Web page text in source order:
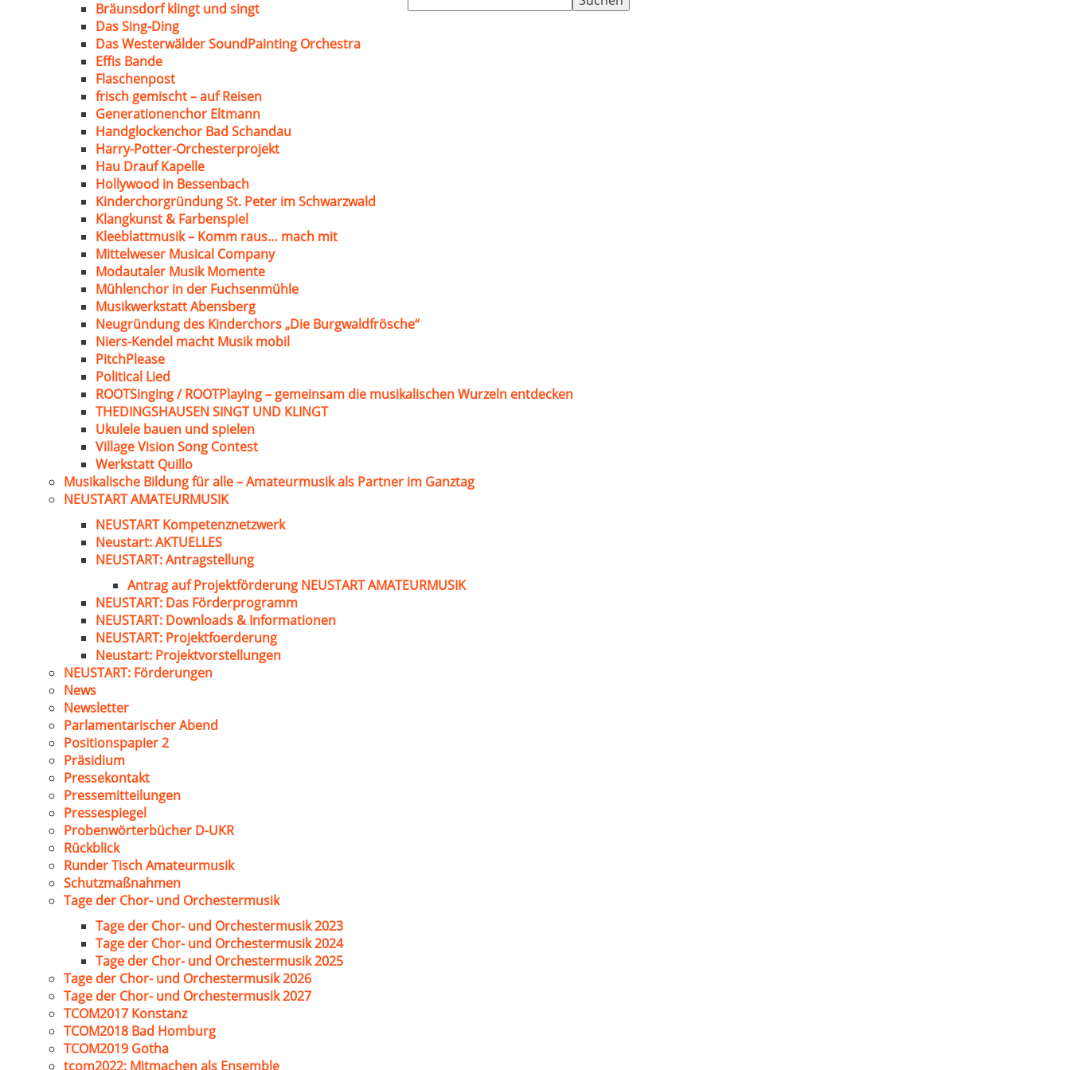
nach:
Bräunsdorf klingt und singt
Das Sing-Ding
Das Westerwälder SoundPainting Orchestra
Effis Bande
Flaschenpost
frisch gemischt – auf Reisen
Generationenchor Eltmann
Handglockenchor Bad Schandau
Harry-Potter-Orchesterprojekt
Hau Drauf Kapelle
Hollywood in Bessenbach
Kinderchorgründung St. Peter im Schwarzwald
Klangkunst & Farbenspiel
Kleeblattmusik – Komm raus… mach mit
Mittelweser Musical Company
Modautaler Musik Momente
Mühlenchor in der Fuchsenmühle
Musikwerkstatt Abensberg
Neugründung des Kinderchors „Die Burgwaldfrösche“
Niers-Kendel macht Musik mobil
PitchPlease
Political Lied
ROOTSinging / ROOTPlaying – gemeinsam die musikalischen Wurzeln entdecken
THEDINGSHAUSEN SINGT UND KLINGT
Ukulele bauen und spielen
Village Vision Song Contest
Werkstatt Quillo
Musikalische Bildung für alle – Amateurmusik als Partner im Ganztag
NEUSTART AMATEURMUSIK
NEUSTART Kompetenznetzwerk
Neustart: AKTUELLES
NEUSTART: Antragstellung
Antrag auf Projektförderung NEUSTART AMATEURMUSIK
NEUSTART: Das Förderprogramm
NEUSTART: Downloads & Informationen
NEUSTART: Projektfoerderung
Neustart: Projektvorstellungen
NEUSTART: Förderungen
News
Newsletter
Parlamentarischer Abend
Positionspapier 2
Präsidium
Pressekontakt
Pressemitteilungen
Pressespiegel
Probenwörterbücher D-UKR
Rückblick
Runder Tisch Amateurmusik
Schutzmaßnahmen
Tage der Chor- und Orchestermusik
Tage der Chor- und Orchestermusik 2023
Tage der Chor- und Orchestermusik 2024
Tage der Chor- und Orchestermusik 2025
Tage der Chor- und Orchestermusik 2026
Tage der Chor- und Orchestermusik 2027
TCOM2017 Konstanz
TCOM2018 Bad Homburg
TCOM2019 Gotha
tcom2022: Mitmachen als Ensemble